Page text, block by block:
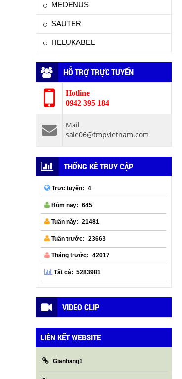
MEDENUS
SAUTER
HELUKABEL
HỖ TRỢ TRỰC TUYẾN
Hotline
0942 395 184
Mail
sale06@tmpvietnam.com
THỐNG KÊ TRUY CẬP
Trực tuyến: 4
Hôm nay: 645
Tuần này: 21481
Tuần trước: 23663
Tháng trước: 42017
Tất cả: 5283981
VIDEO CLIP
LIÊN KẾT WEBSITE
Gianhang1